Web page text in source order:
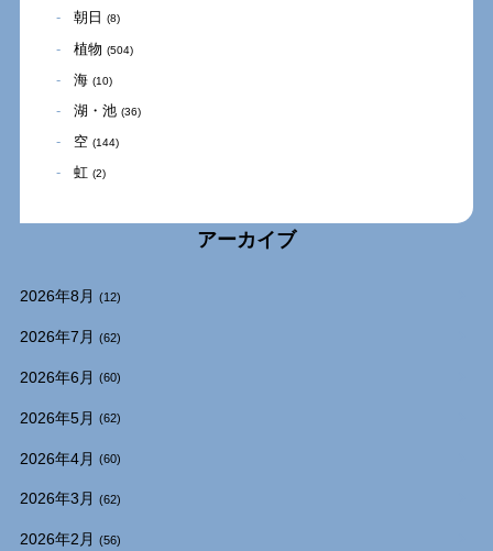
朝日 (8)
植物 (504)
海 (10)
湖・池 (36)
空 (144)
虹 (2)
アーカイブ
2026年8月 (12)
2026年7月 (62)
2026年6月 (60)
2026年5月 (62)
2026年4月 (60)
2026年3月 (62)
2026年2月 (56)